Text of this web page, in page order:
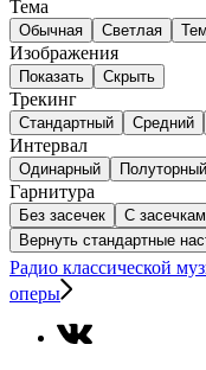
Тема
Обычная Светлая
Изображения
Показать Скрыть
Трекинг
Стандартный Средний
Интервал
Одинарный Полуторный
Гарнитура
Без засечек
С
Вернуть стандартные
Радио классической
оперы